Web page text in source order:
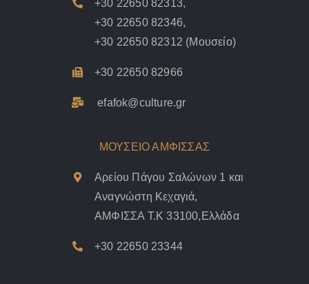
+30 22650 82313,
+30 22650 82346,
+30 22650 82312 (Μουσείο)
+30 22650 82966
efafok@culture.gr
ΜΟΥΣΕΙΟ ΑΜΦΙΣΣΑΣ
Αρείου Πάγου Σαλώνων 1 και
Αναγνώστη Κεχαγιά,
ΑΜΦΙΣΣΑ Τ.Κ 33100,Ελλάδα
+30 22650 23344